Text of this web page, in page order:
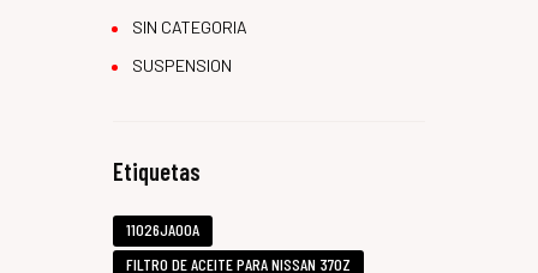
SIN CATEGORIA
SUSPENSION
Etiquetas
11026JA00A
FILTRO DE ACEITE PARA NISSAN 370Z